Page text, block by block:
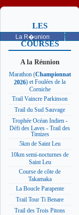
La R�union
LES
PROCHAINES
COURSES
A la Réunion
Marathon (Championnat
2026) et Foulées de la
Corniche
Trail Vaincre Parkinson
Trail du Sud Sauvage
Trophée Océan Indien -
Défi des Laves - Trail des
Timizes
5km de Saint Leu
10km semi-nocturnes de
Saint Leu
Course de côte de
Takamaka
La Boucle Parapente
Trail Tour Ti Benare
Trail des Trois Pitons